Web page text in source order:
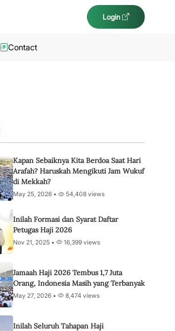
Login
Contact
Kapan Sebaiknya Kita Berdoa Saat Hari
Arafah? Haruskah Mengikuti Jam Wukuf
di Mekkah?
May 25, 2026 • 54,408 views
Inilah Formasi dan Syarat Daftar
Petugas Haji 2026
Nov 21, 2025 • 16,399 views
Jamaah Haji 2026 Tembus 1,7 Juta
Orang, Indonesia Masih yang Terbanyak
May 27, 2026 • 8,474 views
Inilah Seluruh Tahapan Haji